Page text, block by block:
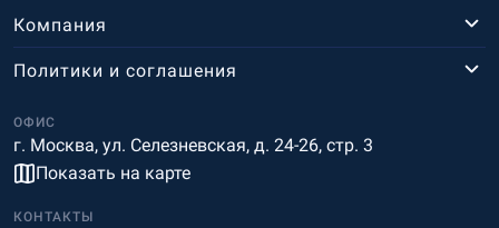
Компания
ОФИС
г. Москва, ул. Селезневская, д. 24-26, стр. 3
Показать на карте
Политики и соглашения
КОНТАКТЫ